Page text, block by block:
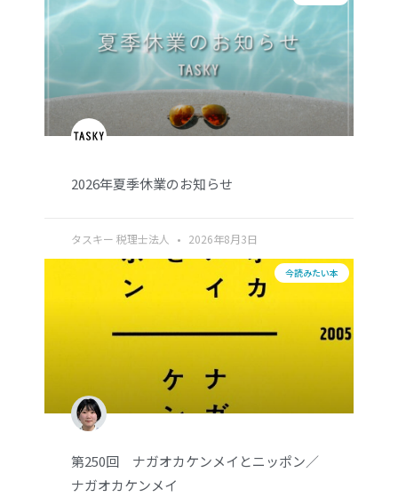
2026年夏季休業のお知らせ
タスキー 税理士法人 2026年8月3日
今読みたい本
第250回 ナガオカケンメイとニッポン／
ナガオカケンメイ